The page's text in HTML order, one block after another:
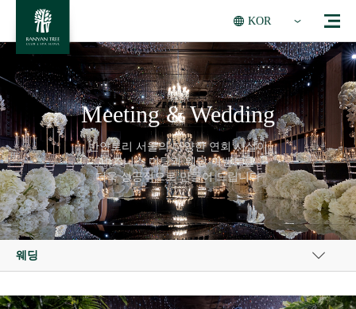
KOR
Meeting & Wedding
반얀트리 서울의 다양한 연회 시설이
비즈니스 미팅과 웨딩 이벤트를
더욱 성공적으로 만들어 드립니다
웨딩